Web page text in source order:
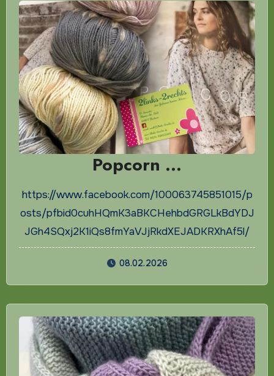
Popcorn …
https://www.facebook.com/100063745851015/p
osts/pfbid0cuhHQmK3aBKCHehbdGRGLkBdYDJ
JGh4SQxj2K1iQs8fmYaVJjRkdXEJADKRXhAf5l/
08.02.2026